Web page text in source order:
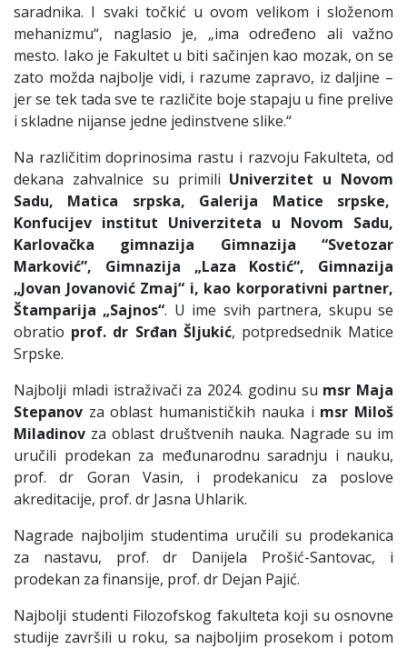
saradnika. I svaki točkić u ovom velikom i složenom
mehanizmu“, naglasio je, „ima određeno ali važno
mesto. Iako je Fakultet u biti sačinjen kao mozak, on se
zato možda najbolje vidi, i razume zapravo, iz daljine –
jer se tek tada sve te različite boje stapaju u fine prelive
i skladne nijanse jedne jedinstvene slike.“
Na različitim doprinosima rastu i razvoju Fakulteta, od
dekana zahvalnice su primili Univerzitet u Novom
Sadu, Matica srpska, Galerija Matice srpske,
Konfucijev institut Univerziteta u Novom Sadu,
Karlovačka gimnazija Gimnazija “Svetozar
Marković”, Gimnazija „Laza Kostić“, Gimnazija
„Jovan Jovanović Zmaj“ i, kao korporativni partner,
Štamparija „Sajnos“. U ime svih partnera, skupu se
obratio prof. dr Srđan Šljukić, potpredsednik Matice
Srpske.
Najbolji mladi istraživači za 2024. godinu su msr Maja
Stepanov za oblast humanističkih nauka i msr Miloš
Miladinov za oblast društvenih nauka. Nagrade su im
uručili prodekan za međunarodnu saradnju i nauku,
prof. dr Goran Vasin, i prodekanicu za poslove
akreditacije, prof. dr Jasna Uhlarik.
Nagrade najboljim studentima uručili su prodekanica
za nastavu, prof. dr Danijela Prošić-Santovac, i
prodekan za finansije, prof. dr Dejan Pajić.
Najbolji studenti Filozofskog fakulteta koji su osnovne
studije završili u roku, sa najboljim prosekom i potom